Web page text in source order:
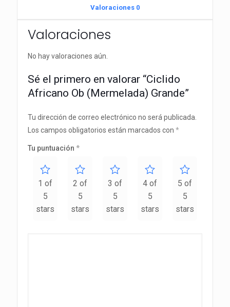
Valoraciones 0
Valoraciones
No hay valoraciones aún.
Sé el primero en valorar “Ciclido
Africano Ob (Mermelada) Grande”
Tu dirección de correo electrónico no será publicada.
Los campos obligatorios están marcados con *
Tu puntuación *
1 of
5
stars
2 of
5
stars
3 of
5
stars
4 of
5
stars
5 of
5
stars